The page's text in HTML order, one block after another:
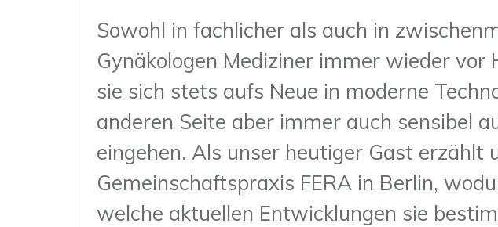
Sowohl in fachlicher als auch in
Gynäkologen Mediziner immer wieder
sie sich stets aufs Neue in moderne
anderen Seite aber immer auch sensibel
eingehen. Als unser heutiger Gast erzählt
Gemeinschaftspraxis FERA in Berlin,
welche aktuellen Entwicklungen sie